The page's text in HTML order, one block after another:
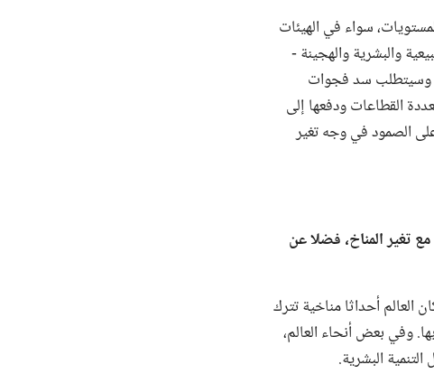
سواء في الهيئات
والبشرية والهجينة -
وسيتطلب سد فجوات
القطاعات ودفعها إلى
على الصمود في وجه تغير
تغير المناخ، فضلا عن
أحداثا مناخية تترك
وفي بعض أنحاء العالم،
البشرية.